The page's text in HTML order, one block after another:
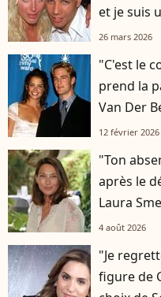
et je suis
26 mars 2026
"C'est le
prend la
Van Der
12 février 2026
"Ton
après le
Laura
4 août 2026
"Je
figure de